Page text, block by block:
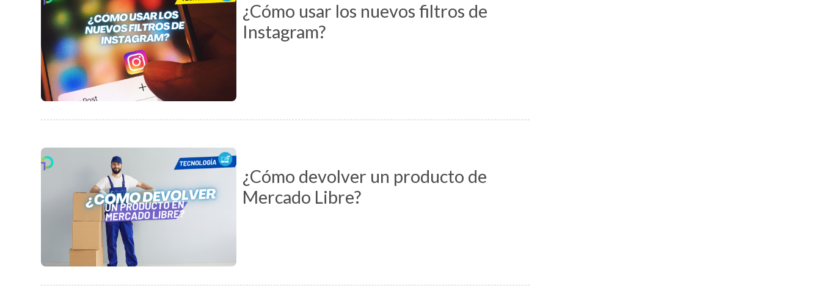
¿Cómo usar los nuevos filtros de
Instagram?
¿Cómo devolver un producto de
Mercado Libre?